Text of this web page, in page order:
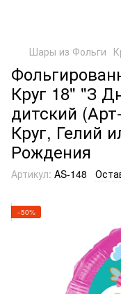
Шары из Фольги
Круг 18" "З
дитский
Круг, Гелий
Рождения
Артикул: AS-148
−50%